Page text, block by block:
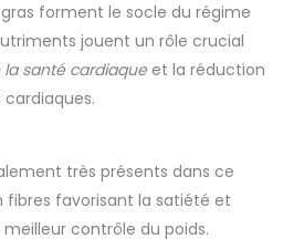
gras forment le socle du régime
jouent un rôle crucial
santé cardiaqueet la réduction
très présents dans ce
fibres favorisant la satiété et
contrôle du poids.